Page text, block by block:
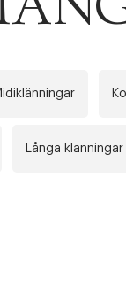
Långa klänningar